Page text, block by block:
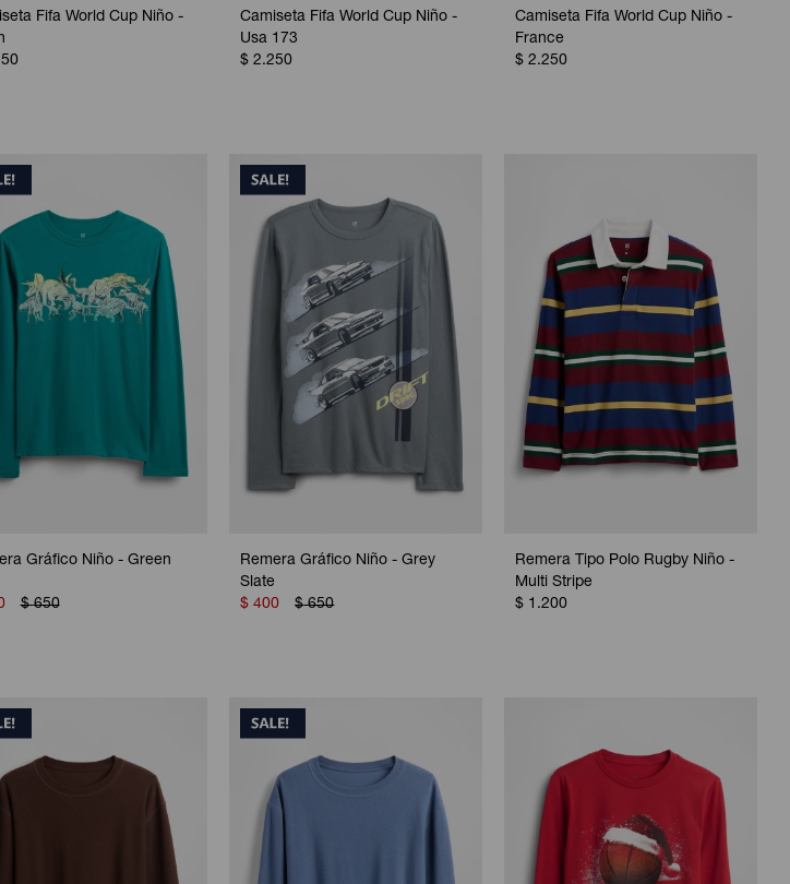
Fifa World Cup Niño -
Camiseta Fifa World Cup Niño -
Usa 173
$ 2.250
Camiseta Fifa World Cup Niño -
France
$ 2.250
Gráfico Niño - Green
$ 650
Remera Gráfico Niño - Grey
Slate
$ 400 $ 650
Remera Tipo Polo Rugby Niño -
Multi Stripe
$ 1.200